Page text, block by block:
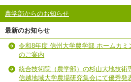
農学部からのお知らせ
最新のお知らせ
令和8年度 信州大学農学部 ホームカ
のご案内
統合技術院（農学部）の杉山大地技術
信越地域大学農場研究集会にて優秀発